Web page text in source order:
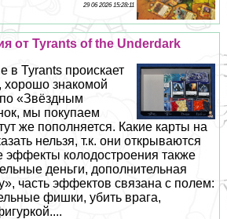
29 06 2026 15:28:11
от Tyrants of the Underdark
в Tyrants проискает
хорошо знакомой
«Звёздным
мы покупаем
же пополняется. Какие карты на
нельзя, т.к. они открываются
эффекты колодостроения также
деньги, дополнительная
часть эффектов связана с полем:
фишки, убить врага,